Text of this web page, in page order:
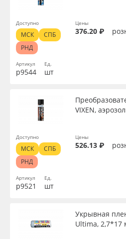
Артикул
р9544
Ед.
шт
Цены
376.20 ₽
Доступно
МСК
СПБ
РНД
Артикул
р9521
VIXEN,
Ед.
шт
Цены
526.13 ₽
Доступно
МСК
СПБ
РНД
Укрывная
Ultima, 2,7*17